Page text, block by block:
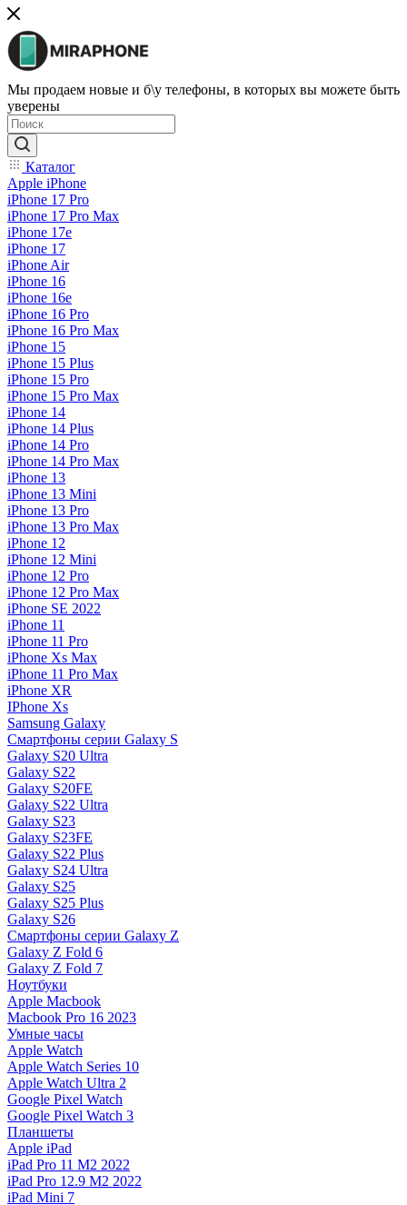
Мы продаем новые и б\у телефоны, в которых вы можете быть
уверены
Каталог
Apple iPhone
iPhone 17 Pro
iPhone 17 Pro Max
iPhone 17e
iPhone 17
iPhone Air
iPhone 16
iPhone 16e
iPhone 16 Pro
iPhone 16 Pro Max
iPhone 15
iPhone 15 Plus
iPhone 15 Pro
iPhone 15 Pro Max
iPhone 14
iPhone 14 Plus
iPhone 14 Pro
iPhone 14 Pro Max
iPhone 13
iPhone 13 Mini
iPhone 13 Pro
iPhone 13 Pro Max
iPhone 12
iPhone 12 Mini
iPhone 12 Pro
iPhone 12 Pro Max
iPhone SE 2022
iPhone 11
iPhone 11 Pro
iPhone Xs Max
iPhone 11 Pro Max
iPhone XR
IPhone Xs
Samsung Galaxy
Смартфоны серии Galaxy S
Galaxy S20 Ultra
Galaxy S22
Galaxy S20FE
Galaxy S22 Ultra
Galaxy S23
Galaxy S23FE
Galaxy S22 Plus
Galaxy S24 Ultra
Galaxy S25
Galaxy S25 Plus
Galaxy S26
Смартфоны серии Galaxy Z
Galaxy Z Fold 6
Galaxy Z Fold 7
Ноутбуки
Apple Macbook
Macbook Pro 16 2023
Умные часы
Apple Watch
Apple Watch Series 10
Apple Watch Ultra 2
Google Pixel Watch
Google Pixel Watch 3
Планшеты
Apple iPad
iPad Pro 11 M2 2022
iPad Pro 12.9 M2 2022
iPad Mini 7